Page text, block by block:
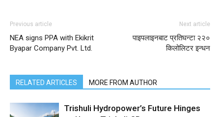
Previous article
NEA signs PPA with Ekikrit
Byapar Company Pvt. Ltd.
Next article
पाइपलाइनबाट प्रतिघन्टा २२०
किलोलिटर इन्धन
RELATED ARTICLES MORE FROM AUTHOR
Trishuli Hydropower’s Future Hinges